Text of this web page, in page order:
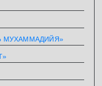
МУХАММАДИЙЯ»